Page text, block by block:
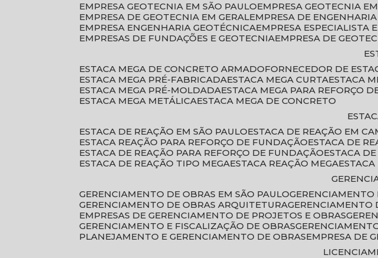
EMPRESA GEOTECNIA EM SÃO PAULO
EMPRESA GEOTECNIA
EMPRESA DE GEOTECNIA EM GERAL EMPRESA DE
EMPRESA ENGENHARIA GEOTÉCNICA EMPRESA ESPECIALISTA
EMPRESAS DE FUNDAÇÕES E GEOTECNIA EMPRESA DE
ESTACA MEGA DE CONCRETO ARMADO
FORNECEDOR DE
ESTACA MEGA PRÉ-FABRICADA ESTACA MEGA CURTA ESTACA
ESTACA MEGA PRÉ-MOLDADA ESTACA MEGA PARA REFORÇO
ESTACA MEGA METÁLICA ESTACA MEGA DE CONCRETO
ESTACA DE REAÇÃO EM SÃO PAULO
ESTACA DE REAÇÃO EM
ESTACA REAÇÃO PARA REFORÇO DE FUNDAÇÃO
ESTACA DE
ESTACA DE REAÇÃO PARA REFORÇO DE FUNDAÇÃO
ESTACA
ESTACA DE REAÇÃO TIPO MEGA ESTACA REAÇÃO MEGA
GERENCIAMENTO DE OBRAS EM SÃO PAULO
GERENCIAMENTO DE OBRAS ARQUITETURA
EMPRESAS DE GERENCIAMENTO DE PROJETOS E OBRAS
GERENCIAMENTO E FISCALIZAÇÃO DE OBRAS
PLANEJAMENTO E GERENCIAMENTO DE OBRAS
EMPRESA DE